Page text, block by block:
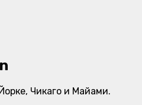
Чикаго и Майами.